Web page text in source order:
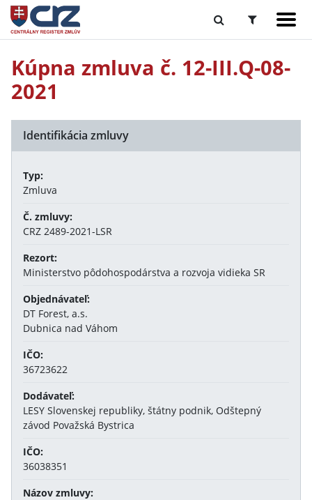
Kúpna zmluva č. 12-III.Q-08-
2021
Identifikácia zmluvy
Typ:
Zmluva
Č. zmluvy:
CRZ 2489-2021-LSR
Rezort:
Ministerstvo pôdohospodárstva a rozvoja vidieka SR
Objednávateľ:
DT Forest, a.s.
Dubnica nad Váhom
IČO:
36723622
Dodávateľ:
LESY Slovenskej republiky, štátny podnik, Odštepný
závod Považská Bystrica
IČO:
36038351
Názov zmluvy: